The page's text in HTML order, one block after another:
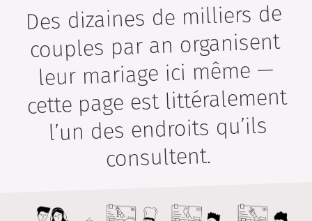
Des dizaines de milliers de
couples par an organisent
leur mariage ici même —
cette page est littéralement
l’un des endroits qu’ils
consultent.